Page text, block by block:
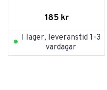
185 kr
I lager, leveranstid 1-3
vardagar